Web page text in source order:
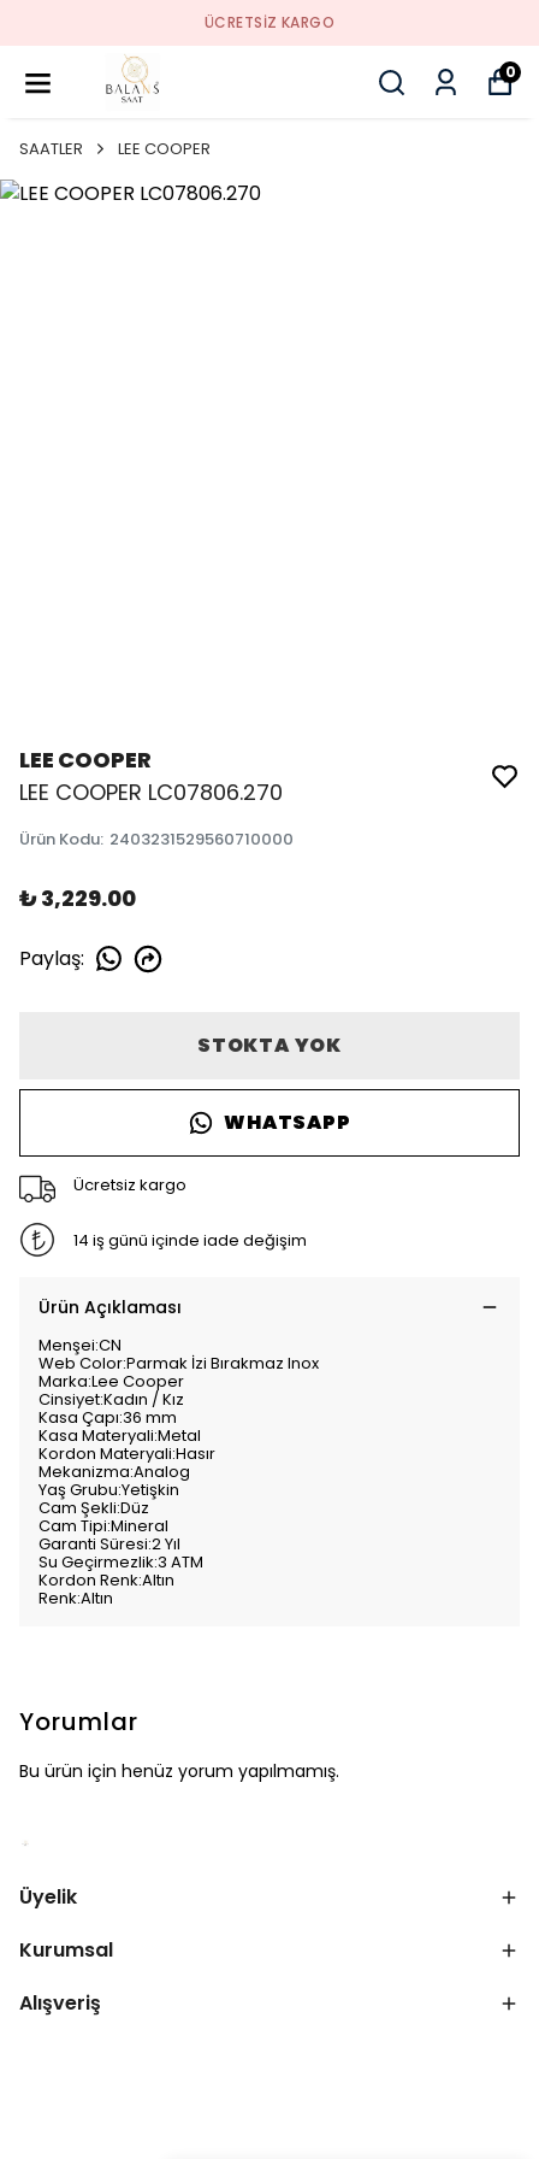
0
SAATLER LEE COOPER
LEE COOPER
LEE COOPER LC07806.270
Ürün Kodu: 2403231529560710000
₺ 3,229.00
Paylaş:
STOKTA YOK
WHATSAPP
Ücretsiz kargo
14 iş günü içinde iade değişim
Ürün Açıklaması
Menşei:CN
Web Color:Parmak İzi Bırakmaz Inox
Marka:Lee Cooper
Cinsiyet:Kadın / Kız
Kasa Çapı:36 mm
Kasa Materyali:Metal
Kordon Materyali:Hasır
Mekanizma:Analog
Yaş Grubu:Yetişkin
Cam Şekli:Düz
Cam Tipi:Mineral
Garanti Süresi:2 Yıl
Su Geçirmezlik:3 ATM
Kordon Renk:Altın
Renk:Altın
Yorumlar
Bu ürün için henüz yorum yapılmamış.
Üyelik
Kurumsal
Alışveriş